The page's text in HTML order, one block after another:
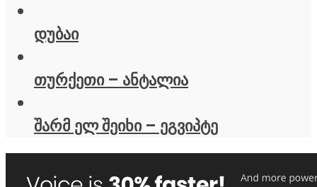
დუბაი
თურქეთი – ანტალია
შარმ ელ შეიხი – ეგვიპტე